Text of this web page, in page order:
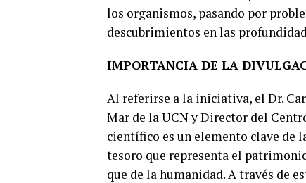
los organismos, pasando por
descubrimientos en las
IMPORTANCIA DE LA
Al referirse a la iniciativa, el Dr.
Mar de la UCN y Director del
científico es un elemento clave de
tesoro que representa el
que de la humanidad. A través de